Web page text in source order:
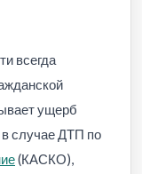
всегда
ущерб
случае ДТП по
(КАСКО),